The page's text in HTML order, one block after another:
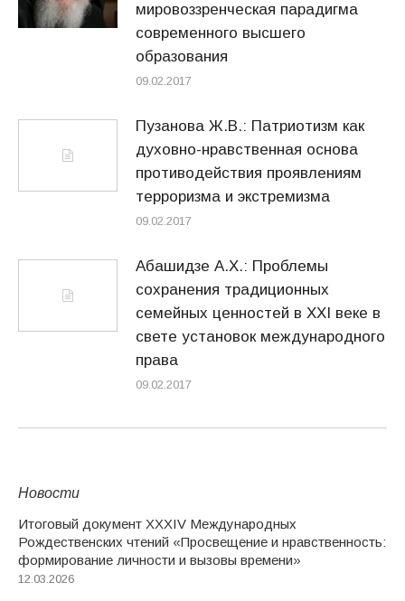
мировоззренческая парадигма
современного высшего
образования
09.02.2017
Пузанова Ж.В.: Патриотизм как
духовно-нравственная основа
противодействия проявлениям
терроризма и экстремизма
09.02.2017
Абашидзе А.Х.: Проблемы
сохранения традиционных
семейных ценностей в XXI веке в
свете установок международного
права
09.02.2017
Новости
Итоговый документ XXХIV Международных
Рождественских чтений «Просвещение и нравственность:
формирование личности и вызовы времени»
12.03.2026